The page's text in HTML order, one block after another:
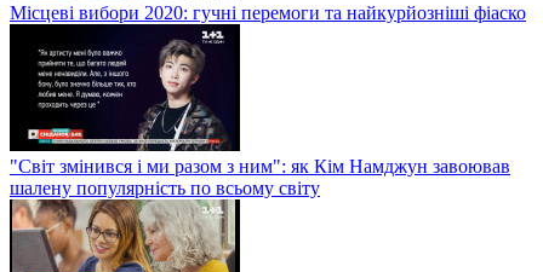
Місцеві вибори 2020: гучні перемоги та найкурйозніші фіаско
"Світ змінився і ми разом з ним": як Кім Намджун завоював
шалену популярність по всьому світу